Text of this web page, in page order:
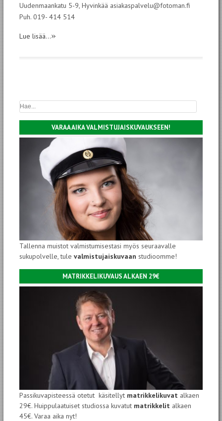
Uudenmaankatu 5-9, Hyvinkää asiakaspalvelu@fotoman.fi
Puh. 019- 414 514
Lue lisää...»
VARAA AIKA VALMISTUJAISKUVAUKSEEN!
Tallenna muistot valmistumisestasi myös seuraavalle
sukupolvelle, tule valmistujaiskuvaan studioomme!
MATRIKKELIKUVAUS ALKAEN 29€
Passikuvapisteessä otetut käsitellyt matrikkelikuvat alkaen
29€. Huippulaatuiset studiossa kuvatut matrikkelit alkaen
45€. Varaa aika nyt!